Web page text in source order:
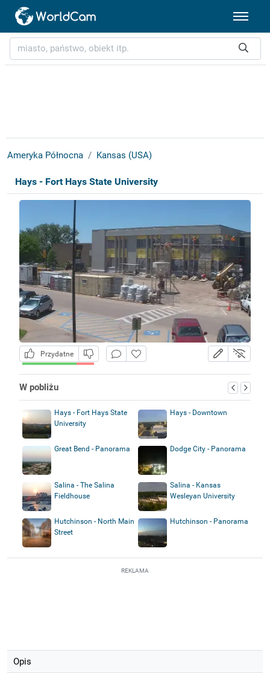
Ameryka Północna Kansas (USA)
Hays - Fort Hays State University
Przydatne
W pobliżu
Hays - Fort Hays State
University
Hays - Downtown
Great Bend - Panorama Dodge City - Panorama
Salina - The Salina
Fieldhouse
Salina - Kansas
Wesleyan University
Hutchinson - North Main
Street
Hutchinson - Panorama
REKLAMA
Opis